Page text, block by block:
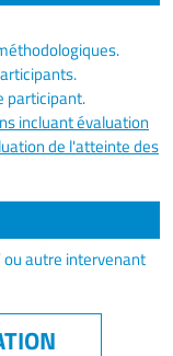
participant.
incluant évaluation
de l'atteinte des
ou autre intervenant